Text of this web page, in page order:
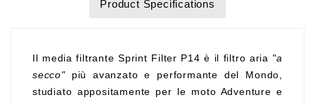
Product Specifications
Il media filtrante Sprint Filter P14 è il filtro aria "a
secco"più avanzato e performante del Mondo,
studiato appositamente per le moto Adventure e